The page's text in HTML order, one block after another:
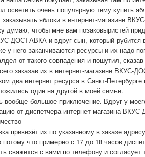
осветить очень популярную тему купить
яблоки в интернет-магазине
думаю, чтобы мне вам позаковыристей
ДОСТАВКА и вдруг сын, который рубится
у него заканчиваются ресурсы и их надо
от такого совпадения и пошутил,
заказав их в интернет-магазине ВКУС-
два интернет ресурса в Санкт-
один на другой в моей семье.
вообще большое приключение. Вдруг у
от диспетчера интернет-магазина
привезёт их по указанному в заказе
что примерно с 17 до 18 часов
с вами по телефону и согласует